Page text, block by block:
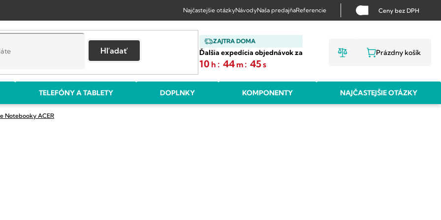
Najčastejšie otázkyNávodyNaša predajňaReferencie Ceny bez DPH
ZAJTRA DOMA
Ďalšia expedícia objednávok za
10 h : 44 m : 44 s
Hľadať
NÁKUPNÝ
Prázdny košík
TELEFÓNY A TABLETY DOPLNKY KOMPONENTY NAJČASTEJŠIE OTÁZKY
Notebooky ACER